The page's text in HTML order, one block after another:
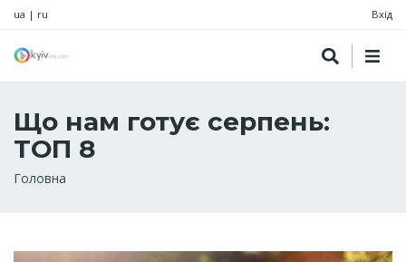
ua | ru Вхід
Що нам готує серпень:
ТОП 8
Рядок
Головна